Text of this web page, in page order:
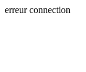
erreur connection